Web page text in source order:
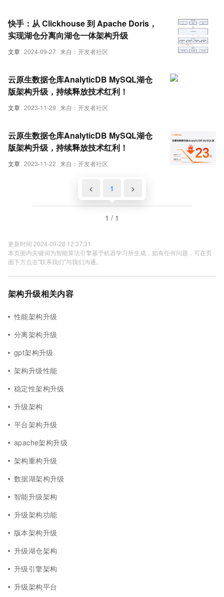
文章 2024-09-27 来自：开发者社区
快手：从 Clickhouse 到 Apache Doris，
实现湖仓分离向湖仓一体架构升级
文章 2023-11-29 来自：开发者社区
云原生数据仓库AnalyticDB MySQL湖仓
版架构升级，持续释放技术红利！
文章 2023-11-22 来自：开发者社区
云原生数据仓库AnalyticDB MySQL湖仓
版架构升级，持续释放技术红利！
< 1 >
1 / 1
更新时间 2024-09-28 12:37:31
本页面内关键词为智能算法引擎基于机器学习所生成，如有任何问题，可在页
面下方点击"联系我们"与我们沟通。
架构升级相关内容
性能架构升级
分离架构升级
gpt架构升级
架构升级性能
稳定性架构升级
升级架构
平台架构升级
apache架构升级
架构重构升级
数据湖架构升级
智能升级架构
升级架构功能
版本架构升级
升级湖仓架构
升级引擎架构
升级架构平台